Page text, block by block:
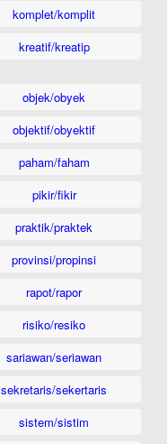
komplet/komplit
kreatif/kreatip
objek/obyek
objektif/obyektif
paham/faham
pikir/fikir
praktik/praktek
provinsi/propinsi
rapot/rapor
risiko/resiko
sariawan/seriawan
sekretaris/sekertaris
sistem/sistim